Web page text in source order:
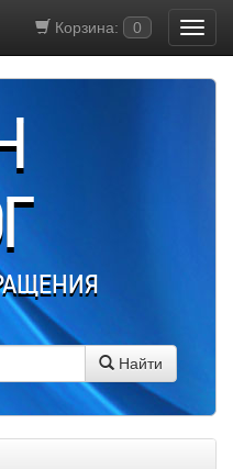
Корзина: 0
Найти